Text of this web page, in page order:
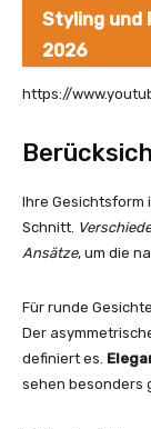
Styling und
2026
https://
Ihre
Schnitt.
Ansätze, um die
Für runde
Der
definiert es.
sehen besonders